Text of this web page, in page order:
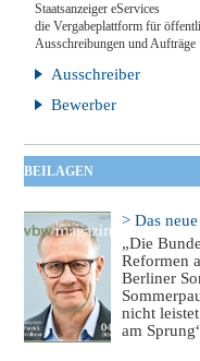
Staatsanzeiger eServices
die Vergabeplattform für
Ausschreibungen und Aufträge
Ausschreiber
Bewerber
BEILAGEN
> Das
„Die
Reformen
Berliner
nicht
am